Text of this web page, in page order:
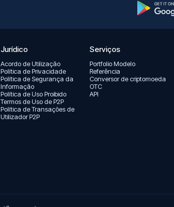
Jurídico
Acordo de Utilização
Política de Privacidade
Política de Segurança da
Informação
Política de Uso Proibido
Termos de Uso de P2P
Política de Transações de
Utilizador P2P
Serviços
Portfolio Modelo
Referência
Conversor de criptomoeda
OTC
API